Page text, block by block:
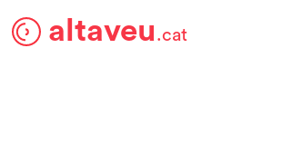
altaveu.cat